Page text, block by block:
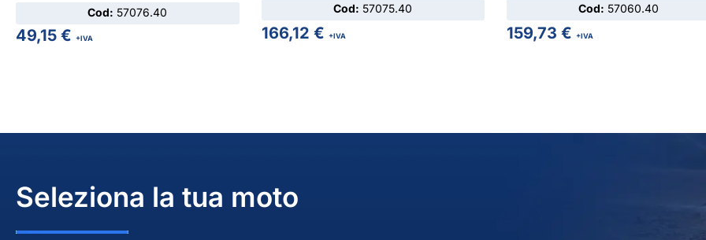
Cod: 57076.40
49,15 € +IVA
Cod: 57075.40
166,12 € +IVA
Cod: 57060.40
159,73€ +IVA
Seleziona la tua moto